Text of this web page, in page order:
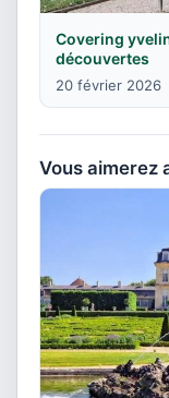
Covering
découvertes
20 février 2026
Vous aimerez